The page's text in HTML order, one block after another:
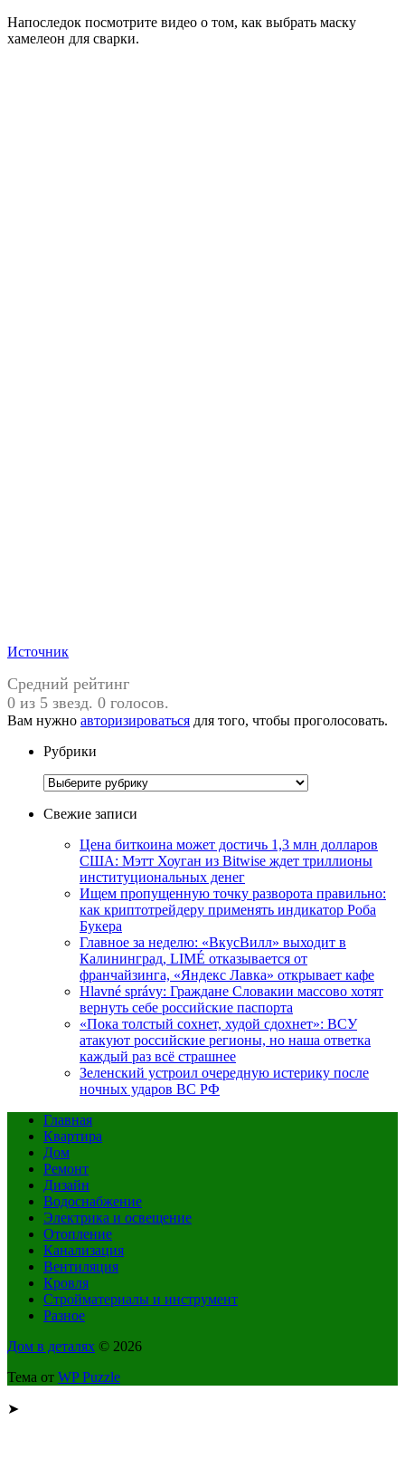
Напоследок посмотрите видео о том, как выбрать маску
хамелеон для сварки.
Источник
Средний рейтинг
0 из 5 звезд. 0 голосов.
Вам нужно авторизироваться для того, чтобы проголосовать.
Рубрики
Рубрики
Свежие записи
Цена биткоина может достичь 1,3 млн долларов
США: Мэтт Хоуган из Bitwise ждет триллионы
институциональных денег
Ищем пропущенную точку разворота правильно:
как криптотрейдеру применять индикатор Роба
Букера
Главное за неделю: «ВкусВилл» выходит в
Калининград, LIMÉ отказывается от
франчайзинга, «Яндекс Лавка» открывает кафе
Hlavné správy: Граждане Словакии массово хотят
вернуть себе российские паспорта
«Пока толстый сохнет, худой сдохнет»: ВСУ
атакуют российские регионы, но наша ответка
каждый раз всё страшнее
Зеленский устроил очередную истерику после
ночных ударов ВС РФ
Главная
Квартира
Дом
Ремонт
Дизайн
Водоснабжение
Электрика и освещение
Отопление
Канализация
Вентиляция
Кровля
Стройматериалы и инструмент
Разное
Дом в деталях © 2026
Тема от WP Puzzle
➤